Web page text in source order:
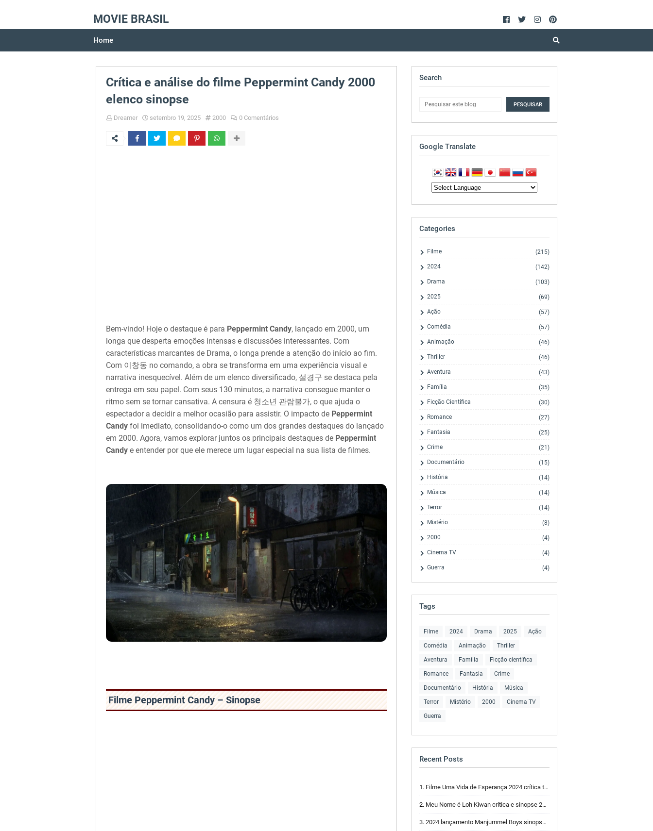
MOVIE BRASIL
Home
Crítica e análise do filme Peppermint Candy 2000
elenco sinopse
Dreamer setembro 19, 2025 2000 0 Comentários
Bem-vindo! Hoje o destaque é para Peppermint Candy, lançado em 2000, um
longa que desperta emoções intensas e discussões interessantes. Com
características marcantes de Drama, o longa prende a atenção do início ao fim.
Com 이창동 no comando, a obra se transforma em uma experiência visual e
narrativa inesquecível. Além de um elenco diversificado, 설경구 se destaca pela
entrega em seu papel. Com seus 130 minutos, a narrativa consegue manter o
ritmo sem se tornar cansativa. A censura é 청소년 관람불가, o que ajuda o
espectador a decidir a melhor ocasião para assistir. O impacto de Peppermint
Candy foi imediato, consolidando-o como um dos grandes destaques do lançado
em 2000. Agora, vamos explorar juntos os principais destaques de Peppermint
Candy e entender por que ele merece um lugar especial na sua lista de filmes.
Filme Peppermint Candy – Sinopse
Search
Google Translate
Categories
Filme (215)
2024 (142)
Drama (103)
2025 (69)
Ação (57)
Comédia (57)
Animação (46)
Thriller (46)
Aventura (43)
Família (35)
Ficção Científica (30)
Romance (27)
Fantasia (25)
Crime (21)
Documentário (15)
História (14)
Música (14)
Terror (14)
Mistério (8)
2000 (4)
Cinema TV (4)
Guerra (4)
Tags
Filme 2024 Drama 2025 Ação
Comédia Animação Thriller
Aventura Família Ficção científica
Romance Fantasia Crime
Documentário História Música
Terror Mistério 2000 Cinema TV
Guerra
Recent Posts
Filme Uma Vida de Esperança 2024 crítica trailer elenco e sinopse
Meu Nome é Loh Kiwan crítica e sinopse 2024 elenco trailer
2024 lançamento Manjummel Boys sinopse crítica elenco trailer